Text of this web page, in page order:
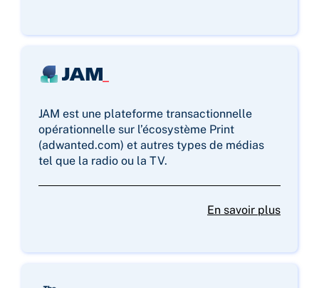
JAM est une plateforme transactionnelle
opérationnelle sur l’écosystème Print
(adwanted.com) et autres types de médias
tel que la radio ou la TV.
En savoir plus